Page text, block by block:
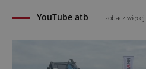
YouTube atb zobacz więcej